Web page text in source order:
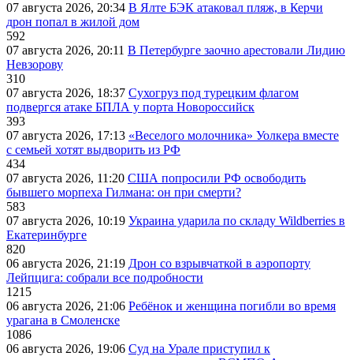
07 августа 2026, 20:34 В Ялте БЭК атаковал пляж, в Керчи
дрон попал в жилой дом
592
07 августа 2026, 20:11 В Петербурге заочно арестовали Лидию
Невзорову
310
07 августа 2026, 18:37 Сухогруз под турецким флагом
подвергся атаке БПЛА у порта Новороссийск
393
07 августа 2026, 17:13 «Веселого молочника» Уолкера вместе
с семьей хотят выдворить из РФ
434
07 августа 2026, 11:20 США попросили РФ освободить
бывшего морпеха Гилмана: он при смерти?
583
07 августа 2026, 10:19 Украина ударила по складу Wildberries в
Екатеринбурге
820
06 августа 2026, 21:19 Дрон со взрывчаткой в аэропорту
Лейпцига: собрали все подробности
1215
06 августа 2026, 21:06 Ребёнок и женщина погибли во время
урагана в Смоленске
1086
06 августа 2026, 19:06 Суд на Урале приступил к